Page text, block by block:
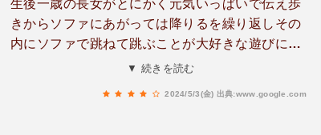
生後一歳の長女がとにかく元気いっぱいで伝え歩
きからソファにあがっては降りるを繰り返しその
内にソファで跳ねて跳ぶことが大好きな遊びにな
って危なっかしいとヒヤヒヤしてましたら（きゃ
▼ 続きを読む
2024/5/3(金) 出典:www.google.com